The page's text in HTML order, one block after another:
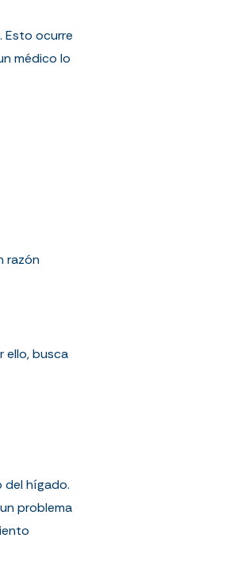
Esto ocurre
médico lo
razón
ello, busca
del hígado.
problema